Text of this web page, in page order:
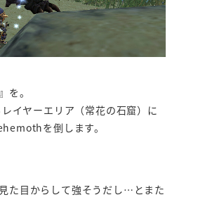
を。
イヤーエリア（常花の石窟）に
を倒します。
た目からして強そうだし…とまた